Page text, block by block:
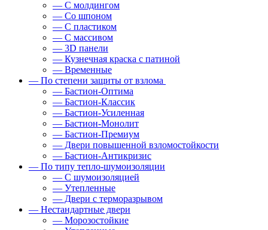
— С молдингом
— Со шпоном
— С пластиком
— С массивом
— 3D панели
— Кузнечная краска с патиной
— Временные
— По степени защиты от взлома
— Бастион-Оптима
— Бастион-Классик
— Бастион-Усиленная
— Бастион-Монолит
— Бастион-Премиум
— Двери повышенной взломостойкости
— Бастион-Антикризис
— По типу тепло-шумоизоляции
— С шумоизоляцией
— Утепленные
— Двери с терморазрывом
— Нестандартные двери
— Морозостойкие